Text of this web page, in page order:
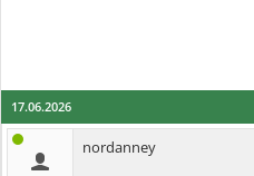
17.06.2026
nordanney